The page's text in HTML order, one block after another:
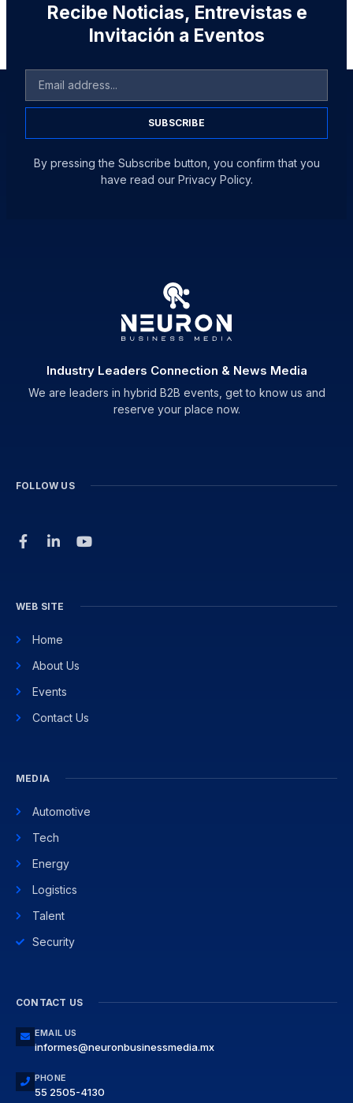
Recibe Noticias, Entrevistas e
Invitación a Eventos
SUBSCRIBE
By pressing the Subscribe button, you confirm that you
have read our Privacy Policy.
Industry Leaders Connection & News Media
We are leaders in hybrid B2B events, get to know us and
reserve your place now.
FOLLOW US
WEB SITE
Home
About Us
Events
Contact Us
MEDIA
Automotive
Tech
Energy
Logistics
Talent
Security
CONTACT US
EMAIL US
informes@neuronbusinessmedia.mx
PHONE
55 2505-4130